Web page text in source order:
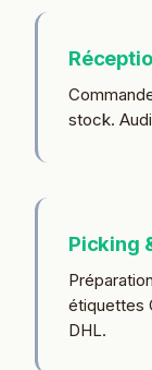
stock.
Picking
étiquettes
DHL.